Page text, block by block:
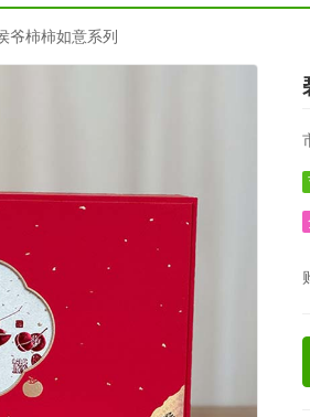
爷柿柿如意系列